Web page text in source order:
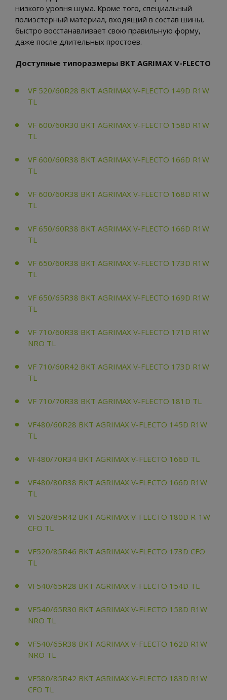
низкого уровня шума. Кроме того, специальный
полиэстерный материал, входящий в состав шины,
быстро восстанавливает свою правильную форму,
даже после длительных простоев.
Доступные типоразмеры BKT AGRIMAX V-FLECTO
VF 520/60R28 BKT AGRIMAX V-FLECTO 149D R1W
TL
VF 600/60R30 BKT AGRIMAX V-FLECTO 158D R1W
TL
VF 600/60R38 BKT AGRIMAX V-FLECTO 166D R1W
TL
VF 600/60R38 BKT AGRIMAX V-FLECTO 168D R1W
TL
VF 650/60R38 BKT AGRIMAX V-FLECTO 166D R1W
TL
VF 650/60R38 BKT AGRIMAX V-FLECTO 173D R1W
TL
VF 650/65R38 BKT AGRIMAX V-FLECTO 169D R1W
TL
VF 710/60R38 BKT AGRIMAX V-FLECTO 171D R1W
NRO TL
VF 710/60R42 BKT AGRIMAX V-FLECTO 173D R1W
TL
VF 710/70R38 BKT AGRIMAX V-FLECTO 181D TL
VF480/60R28 BKT AGRIMAX V-FLECTO 145D R1W
TL
VF480/70R34 BKT AGRIMAX V-FLECTO 166D TL
VF480/80R38 BKT AGRIMAX V-FLECTO 166D R1W
TL
VF520/85R42 BKT AGRIMAX V-FLECTO 180D R-1W
CFO TL
VF520/85R46 BKT AGRIMAX V-FLECTO 173D CFO
TL
VF540/65R28 BKT AGRIMAX V-FLECTO 154D TL
VF540/65R30 BKT AGRIMAX V-FLECTO 158D R1W
NRO TL
VF540/65R38 BKT AGRIMAX V-FLECTO 162D R1W
NRO TL
VF580/85R42 BKT AGRIMAX V-FLECTO 183D R1W
CFO TL